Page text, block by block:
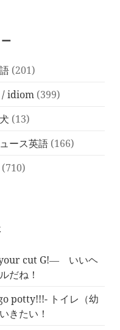
(201)
/ idiom (399)
(13)
ース英語 (166)
(710)
cut G!― いいヘ
だね！
potty!!!- トイレ（幼
きたい！